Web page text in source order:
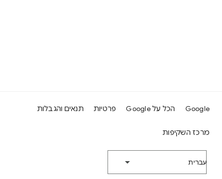
Google הכל על Google פרטיות תנאים והגבלות
מרכז השקיפות
‫עברית‬